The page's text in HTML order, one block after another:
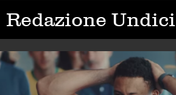
Redazione Undici